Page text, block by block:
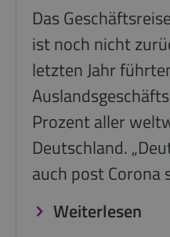
Das
ist noch nicht
letzten Jahr
Prozent aller
Deutschland.
auch post Corona
Weiterlesen